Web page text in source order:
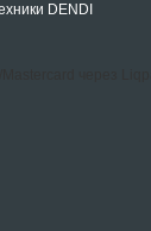
DENDI